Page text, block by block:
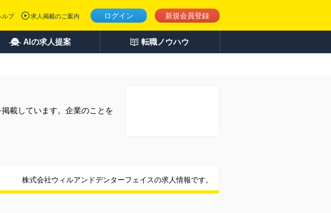
ログイン 新規会員登録
ルプ 求人掲載のご案内
AIの求人提案 転職ノウハウ
載しています。企業のことを
株式会社ウィルアンドデンターフェイスの求人情報です。